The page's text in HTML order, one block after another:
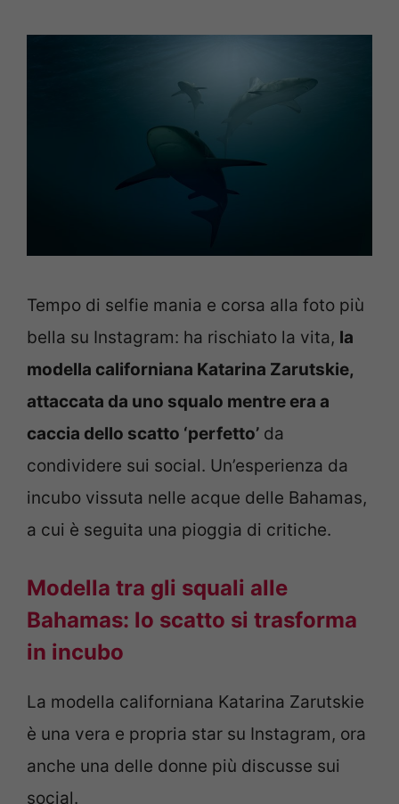
Tempo di selfie mania e corsa alla foto più
bella su Instagram: ha rischiato la vita, la
modella californiana Katarina Zarutskie,
attaccata da uno squalo mentre era a
caccia dello scatto ‘perfetto’ da
condividere sui social. Un’esperienza da
incubo vissuta nelle acque delle Bahamas,
a cui è seguita una pioggia di critiche.
Modella tra gli squali alle
Bahamas: lo scatto si trasforma
in incubo
La modella californiana Katarina Zarutskie
è una vera e propria star su Instagram, ora
anche una delle donne più discusse sui
social.